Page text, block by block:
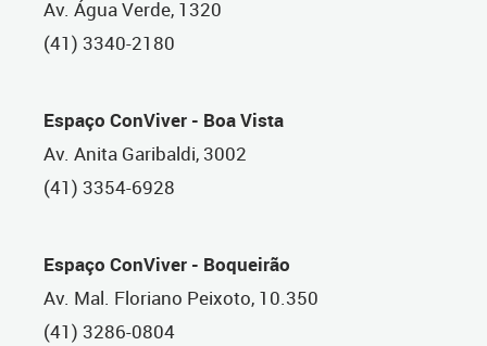
Av. Água Verde, 1320
(41) 3340-2180
Espaço ConViver - Boa Vista
Av. Anita Garibaldi, 3002
(41) 3354-6928
Espaço ConViver - Boqueirão
Av. Mal. Floriano Peixoto, 10.350
(41) 3286-0804